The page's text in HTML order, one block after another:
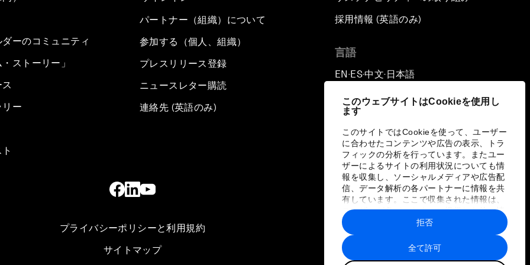
このウェブサイトはCookieを使用し
ます
このサイトではCookieを使って、ユーザー
に合わせたコンテンツや広告の表示、トラ
フィックの分析を行っています。またユー
ザーによるサイトの利用状況についても情
報を収集し、ソーシャルメディアや広告配
信、データ解析の各パートナーに情報を共
有しています。ここで収集された情報は、
ユーザーが各パートナーに提供した他の情
報や各パートナーのサービスを使用した際
に収集された情報と組み合わされ、各パー
トナーによって使用されることがありま
す。
全て許可
拒否
ーのコミュニティ
ストーリー」
ー
パートナー（組織）について
参加する（個人、組織）
プレスリリース登録
ニュースレター購読
連絡先 (英語のみ)
採用情報 (英語のみ)
言語
EN ▪ ES▪中文▪ 日本語
プライバシーポリシーと利用規約
サイトマップ